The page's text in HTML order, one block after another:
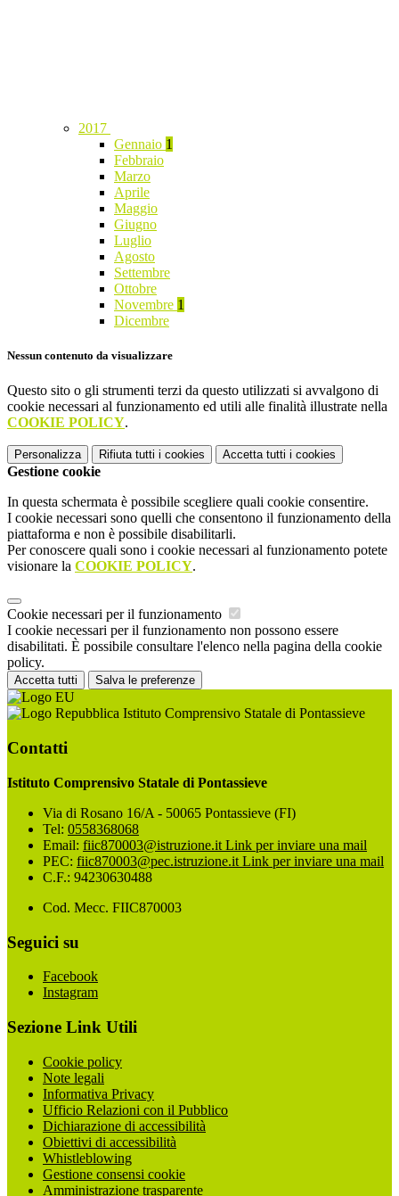
2017
Gennaio 1
Febbraio
Marzo
Aprile
Maggio
Giugno
Luglio
Agosto
Settembre
Ottobre
Novembre 1
Dicembre
Nessun contenuto da visualizzare
Questo sito o gli strumenti terzi da questo utilizzati si avvalgono di
cookie necessari al funzionamento ed utili alle finalità illustrate nella
COOKIE POLICY.
Personalizza Rifiuta tutti i cookies Accetta tutti i cookies
Gestione cookie
In questa schermata è possibile scegliere quali cookie consentire.
I cookie necessari sono quelli che consentono il funzionamento della
piattaforma e non è possibile disabilitarli.
Per conoscere quali sono i cookie necessari al funzionamento potete
visionare la COOKIE POLICY.
Cookie necessari per il funzionamento
I cookie necessari per il funzionamento non possono essere
disabilitati. È possibile consultare l'elenco nella pagina della cookie
policy.
Accetta tutti Salva le preferenze
Istituto Comprensivo Statale di Pontassieve
Contatti
Istituto Comprensivo Statale di Pontassieve
Via di Rosano 16/A - 50065 Pontassieve (FI)
Tel: 0558368068
Email: fiic870003@istruzione.it Link per inviare una mail
PEC: fiic870003@pec.istruzione.it Link per inviare una mail
C.F.: 94230630488
Cod. Mecc. FIIC870003
Seguici su
Facebook
Instagram
Sezione Link Utili
Cookie policy
Note legali
Informativa Privacy
Ufficio Relazioni con il Pubblico
Dichiarazione di accessibilità
Obiettivi di accessibilità
Whistleblowing
Gestione consensi cookie
Amministrazione trasparente